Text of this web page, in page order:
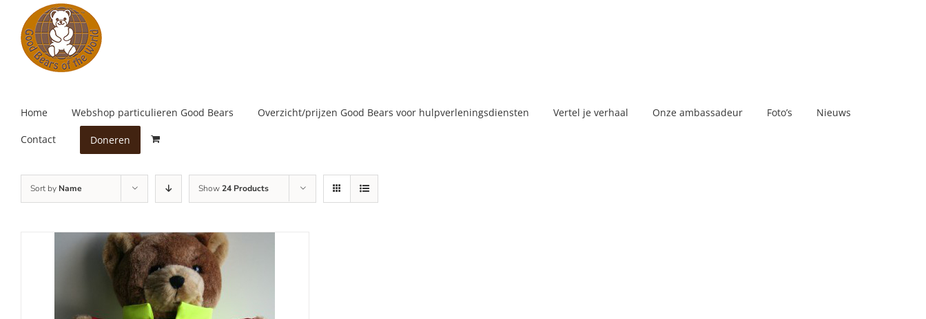
content
Home Webshop particulieren Good Bears Overzicht/prijzen Good Bears voor hulpverleningsdiensten Vertel je verhaal Onze ambassadeur Foto’s Nieuws
Contact Doneren
Sort by Name Show24 Products